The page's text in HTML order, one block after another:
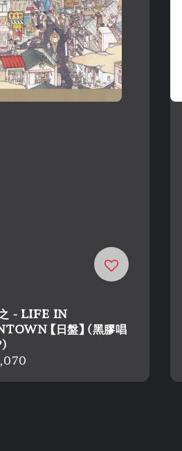
- LIFE IN
【日盤】 (黑膠唱